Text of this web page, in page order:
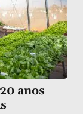
anos